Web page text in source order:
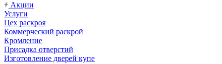
Акции
Услуги
Цех раскроя
Коммерческий раскрой
Кромление
Присадка отверстий
Изготовление дверей купе